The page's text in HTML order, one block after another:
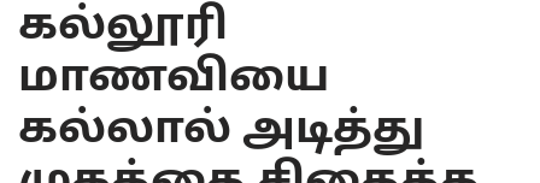
கல்லூரி
மாணவியை
கல்லால் அடித்து